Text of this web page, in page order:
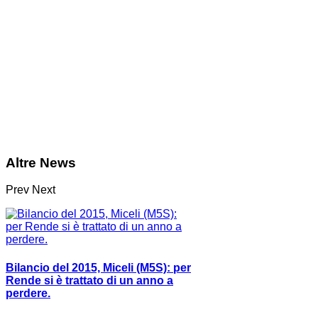
Altre News
Prev Next
Bilancio del 2015, Miceli (M5S): per
Rende si è trattato di un anno a
perdere.